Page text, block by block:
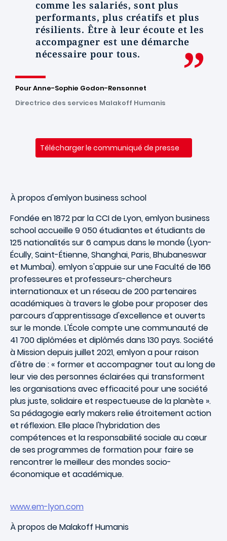
comme les salariés, sont plus
performants, plus créatifs et plus
résilients. Être à leur écoute et les
accompagner est une démarche
nécessaire pour tous.
Pour Anne-Sophie Godon-Rensonnet
Directrice des services Malakoff Humanis
Télécharger le communiqué de presse
À propos d'emlyon business school
Fondée en 1872 par la CCI de Lyon, emlyon business
school accueille 9 050 étudiantes et étudiants de
125 nationalités sur 6 campus dans le monde (Lyon-
Écully, Saint-Étienne, Shanghai, Paris, Bhubaneswar
et Mumbai). emlyon s'appuie sur une Faculté de 166
professeures et professeurs-chercheurs
internationaux et un réseau de 200 partenaires
académiques à travers le globe pour proposer des
parcours d'apprentissage d'excellence et ouverts
sur le monde. L'École compte une communauté de
41 700 diplômées et diplômés dans 130 pays. Société
à Mission depuis juillet 2021, emlyon a pour raison
d'être de : « former et accompagner tout au long de
leur vie des personnes éclairées qui transforment
les organisations avec efficacité pour une société
plus juste, solidaire et respectueuse de la planète ».
Sa pédagogie early makers relie étroitement action
et réflexion. Elle place l'hybridation des
compétences et la responsabilité sociale au cœur
de ses programmes de formation pour faire se
rencontrer le meilleur des mondes socio-
économique et académique.
www.em-lyon.com
À propos de Malakoff Humanis